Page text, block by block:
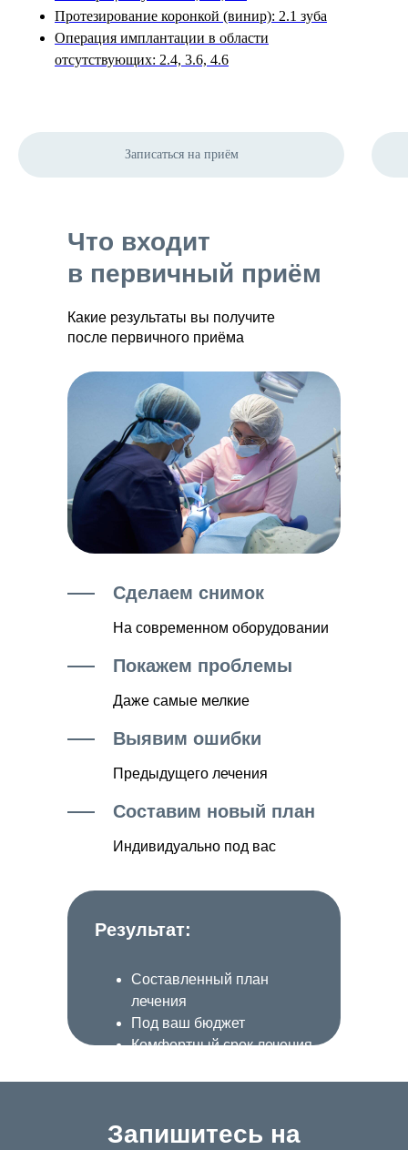
Протезирование коронкой (винир): 2.1 зуба
Операция имплантации в области
отсутствующих: 2.4, 3.6, 4.6
Записаться на приём
Что входит
в первичный приём
Какие результаты вы получите
после первичного приёма
Сделаем снимок
На современном оборудовании
Покажем проблемы
Даже самые мелкие
Выявим ошибки
Предыдущего лечения
Составим новый план
Индивидуально под вас
Результат:
Составленный план
лечения
Под ваш бюджет
Комфортный срок лечения
Запишитесь на